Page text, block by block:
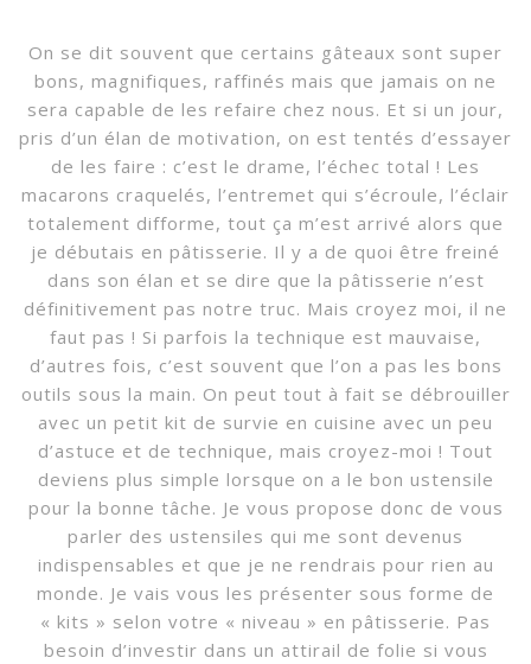
On se dit souvent que certains gâteaux sont super
bons, magnifiques, raffinés mais que jamais on ne
sera capable de les refaire chez nous. Et si un jour,
pris d’un élan de motivation, on est tentés d’essayer
de les faire : c’est le drame, l’échec total ! Les
macarons craquelés, l’entremet qui s’écroule, l’éclair
totalement difforme, tout ça m’est arrivé alors que
je débutais en pâtisserie. Il y a de quoi être freiné
dans son élan et se dire que la pâtisserie n’est
définitivement pas notre truc. Mais croyez moi, il ne
faut pas ! Si parfois la technique est mauvaise,
d’autres fois, c’est souvent que l’on a pas les bons
outils sous la main. On peut tout à fait se débrouiller
avec un petit kit de survie en cuisine avec un peu
d’astuce et de technique, mais croyez-moi ! Tout
deviens plus simple lorsque on a le bon ustensile
pour la bonne tâche. Je vous propose donc de vous
parler des ustensiles qui me sont devenus
indispensables et que je ne rendrais pour rien au
monde. Je vais vous les présenter sous forme de
« kits » selon votre « niveau » en pâtisserie. Pas
besoin d’investir dans un attirail de folie si vous